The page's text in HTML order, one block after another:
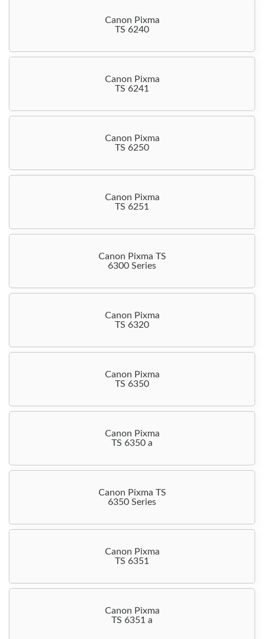
Canon Pixma
TS 6240
Canon Pixma
TS 6241
Canon Pixma
TS 6250
Canon Pixma
TS 6251
Canon Pixma TS
6300 Series
Canon Pixma
TS 6320
Canon Pixma
TS 6350
Canon Pixma
TS 6350 a
Canon Pixma TS
6350 Series
Canon Pixma
TS 6351
Canon Pixma
TS 6351 a